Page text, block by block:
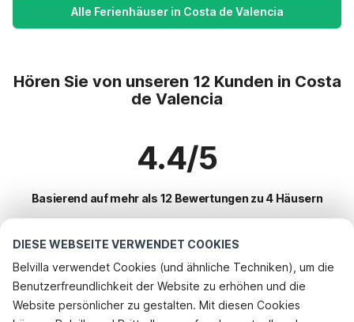
DIESE WEBSEITE VERWENDET COOKIES
Belvilla verwendet Cookies (und ähnliche Techniken), um die
Benutzerfreundlichkeit der Website zu erhöhen und die
Website persönlicher zu gestalten. Mit diesen Cookies
Alle Ferienhäuser in Costa de Valencia
Hören Sie von unseren 12 Kunden in Costa
de Valencia
4.4/5
Basierend auf mehr als 12 Bewertungen zu 4 Häusern
Beliebteste Reiseziele für Urlaub
Beliebte Ausstattungen für Urlaub in Costa de valencia
Ferienhaus auf einem Ferienpark